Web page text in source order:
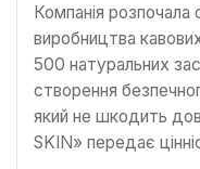
Компанія розпочала
виробництва
500 натуральних
створення
який не шкодить
SKIN» передає